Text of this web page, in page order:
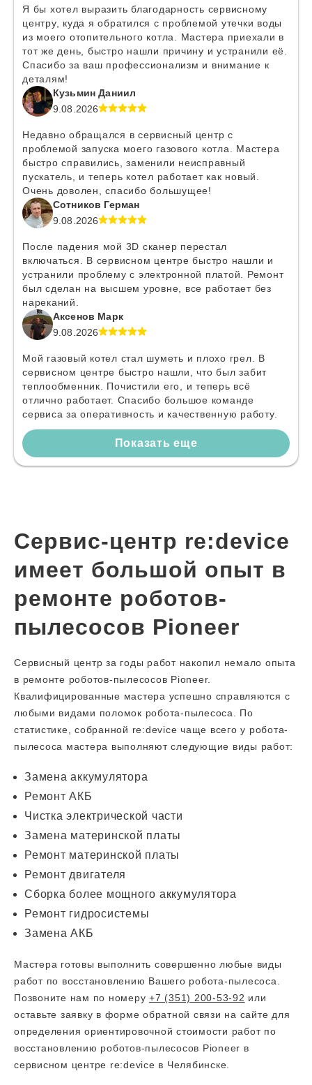
Я бы хотел выразить благодарность сервисному
центру, куда я обратился с проблемой утечки воды
из моего отопительного котла. Мастера приехали в
тот же день, быстро нашли причину и устранили её.
Спасибо за ваш профессионализм и внимание к
деталям!
Кузьмин Даниил
9.08.2026
Недавно обращался в сервисный центр с
проблемой запуска моего газового котла. Мастера
быстро справились, заменили неисправный
пускатель, и теперь котел работает как новый.
Очень доволен, спасибо большущее!
Сотников Герман
9.08.2026
После падения мой 3D сканер перестал
включаться. В сервисном центре быстро нашли и
устранили проблему с электронной платой. Ремонт
был сделан на высшем уровне, все работает без
нареканий.
Аксенов Марк
9.08.2026
Мой газовый котел стал шуметь и плохо грел. В
сервисном центре быстро нашли, что был забит
теплообменник. Почистили его, и теперь всё
отлично работает. Спасибо большое команде
сервиса за оперативность и качественную работу.
Показать еще
Сервис-центр re:device
имеет большой опыт в
ремонте роботов-
пылесосов Pioneer
Сервисный центр за годы работ накопил немало опыта
в ремонте роботов-пылесосов Pioneer.
Квалифицированные мастера успешно справляются с
любыми видами поломок робота-пылесоса. По
статистике, собранной re:device чаще всего у робота-
пылесоса мастера выполняют следующие виды работ:
Замена аккумулятора
Ремонт АКБ
Чистка электрической части
Замена материнской платы
Ремонт материнской платы
Ремонт двигателя
Сборка более мощного аккумулятора
Ремонт гидросистемы
Замена АКБ
Мастера готовы выполнить совершенно любые виды
работ по восстановлению Вашего робота-пылесоса.
Позвоните нам по номеру +7 (351) 200-53-92 или
оставьте заявку в форме обратной связи на сайте для
определения ориентировочной стоимости работ по
восстановлению роботов-пылесосов Pioneer в
сервисном центре re:device в Челябинске.